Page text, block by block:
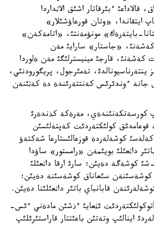
قالاداعئ ءبئرقاتار اشئق الاثداردا
ايتقاندا، «وتان قورعاؤشئلار»
بايتةرةك» مونؤمةنتئ، «اتامةكةن»
«جاستار» سارايئ مةن
كةشةنئ، قارجئ مينيسترلئگئ مةن ةلوردا
ينتةرناسيونالدئ، تةمئرجول، پريگورودنئي،
جانة ءوندئرئس كةنتتةرئندة دة كةثئنةن
كورسةتكةنئندةي، مةرةكة كذندةرئ
كولئكتةردئث كةپتةلئسئن
كوشةلةردة قوزعالئستارعا شةكتةؤ
داثعئلئ بويئمةن «رامستور» ساؤدا
ذيئنةن باستاپ 23-شئ كوشةگة دةيئن؛ سارئ ارقا داثعئلئ
كوشةسئنةن سئعاناق كوشةسئنة دةيئن؛
قابانباي باتئر داثعئلئنا دةيئن.
ئثعايئ ءذشئن مادةني ءئس-
اينالئپ وتةتئن باعئتتار قاراستئرئلئپ